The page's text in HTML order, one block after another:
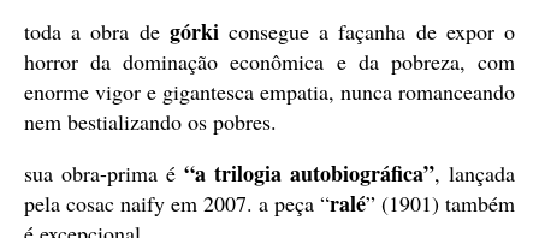
toda a obra de górkiconsegue a façanha de expor o
horror da dominação econômica e da pobreza, com
enorme vigor e gigantesca empatia, nunca romanceando
nem bestializando os pobres.
sua obra-prima é “a trilogia autobiográfica”, lançada
pela cosac naify em 2007. a peça “ralé” (1901) também